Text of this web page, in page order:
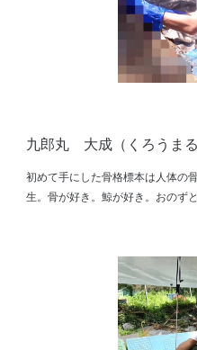
九郎丸 大成（くろうま
初めて手にした骨格標本は人体の
生。骨が好き。鯨が好き。おのず